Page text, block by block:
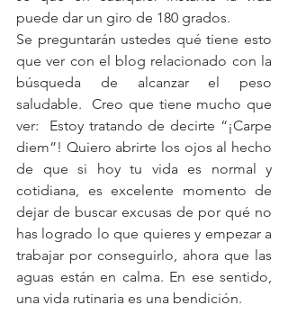
puede dar un giro de 180 grados.
Se preguntarán ustedes qué tiene esto
que ver con el blog relacionado con la
búsqueda de alcanzar el peso
saludable.  Creo que tiene mucho que
ver:  Estoy tratando de decirte “¡Carpe
diem”! Quiero abrirte los ojos al hecho
de que si hoy tu vida es normal y
cotidiana, es excelente momento de
dejar de buscar excusas de por qué no
has logrado lo que quieres y empezar a
trabajar por conseguirlo, ahora que las
aguas están en calma. En ese sentido,
una vida rutinaria es una bendición.